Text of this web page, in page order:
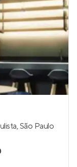
,São Paulo